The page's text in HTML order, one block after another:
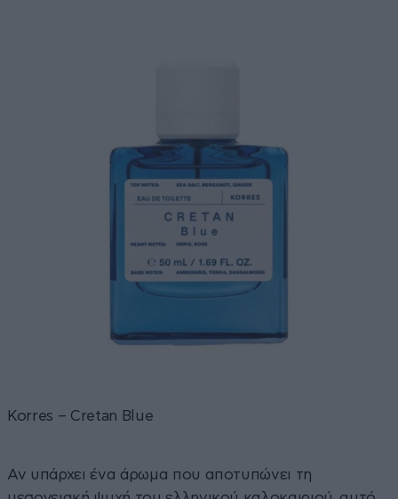
Korres – Cretan Blue
Αν υπάρχει ένα άρωμα που αποτυπώνει τη